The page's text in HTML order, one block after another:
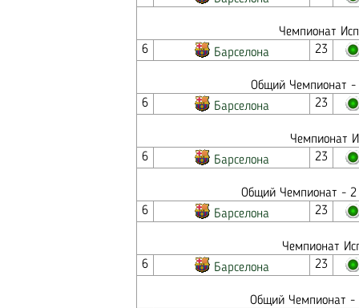
Чемпионат
6
Барселона 23
Общий Чемпионат -
6
Барселона 23
Чемпионат
6
Барселона 23
Общий Чемпионат -
6
Барселона 23
Чемпионат
6
Барселона 23
Общий Чемпионат -